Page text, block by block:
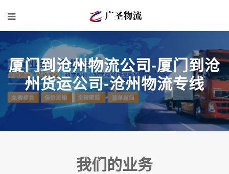
厦门到沧州物流公司-厦门到沧
州货运公司-沧州物流专线
我们的业务